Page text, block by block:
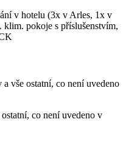
v hotelu (3x v Arles, 1x v
pokoje s příslušenstvím,
vše ostatní, co není uvedeno
co není uvedeno v